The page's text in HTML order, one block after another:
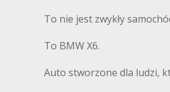
To nie jest zwykły
To BMW X6.
Auto stworzone dla ludzi,